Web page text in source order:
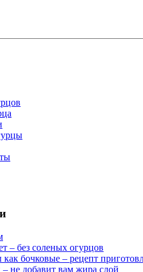
– без соленых огурцов
бочковые – рецепт
не добавит вам жира слой